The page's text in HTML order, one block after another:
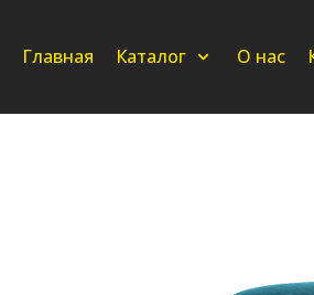
Главная Каталог О нас